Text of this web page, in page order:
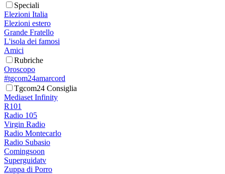
Speciali
Elezioni Italia
Elezioni estero
Grande Fratello
L'isola dei famosi
Amici
Rubriche
Oroscopo
#tgcom24amarcord
Tgcom24 Consiglia
Mediaset Infinity
R101
Radio 105
Virgin Radio
Radio Montecarlo
Radio Subasio
Comingsoon
Superguidatv
Zuppa di Porro